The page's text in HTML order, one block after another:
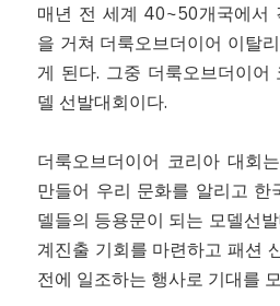
매년 전 세계 40~50개국에서
을 거쳐 더룩오브더이어 이탈
게 된다. 그중 더룩오브더이어
델 선발대회이다.
더룩오브더이어 코리아 대회
만들어 우리 문화를 알리고 한
델들의 등용문이 되는 모델선
계진출 기회를 마련하고 패션
전에 일조하는 행사로 기대를